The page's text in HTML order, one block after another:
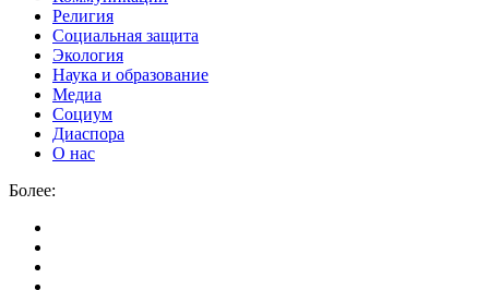
Религия
Социальная защита
Экология
Наука и образование
Медиа
Социум
Диаспора
О нас
Более: